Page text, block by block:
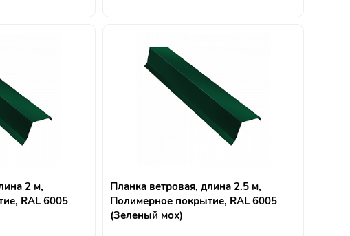
2 м,
RAL 6005
Планка ветровая, длина 2.5 м,
Полимерное покрытие, RAL 6005
(Зеленый мох)